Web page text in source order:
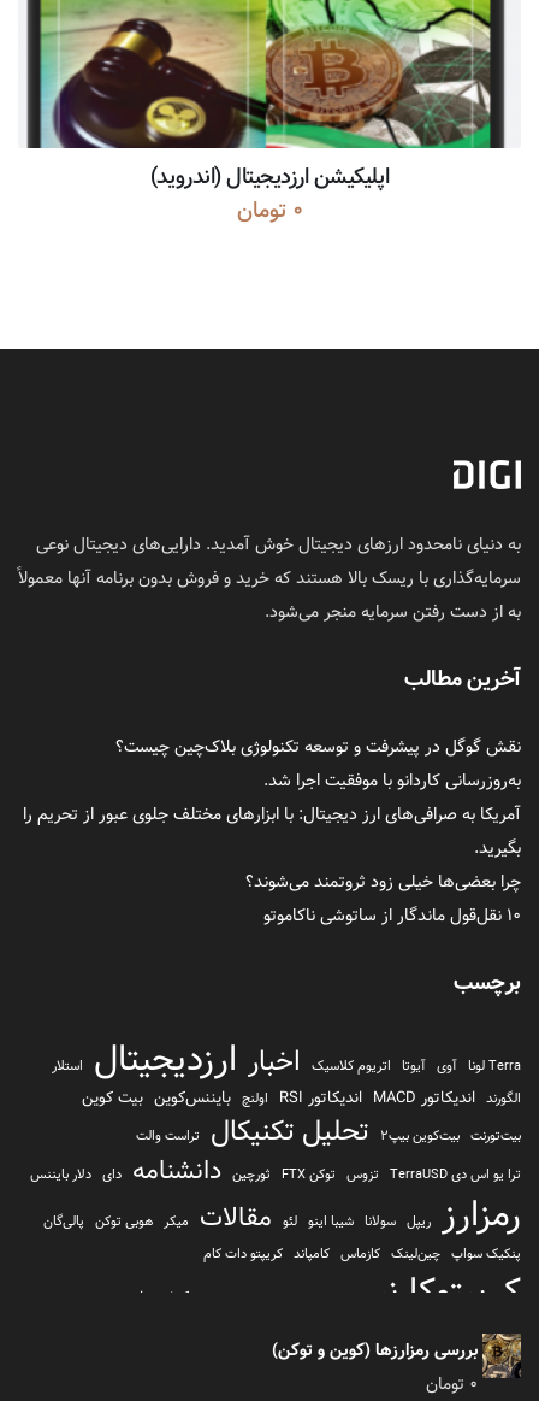
اپلیکیشن ارزدیجیتال (اندروید)
0 تومان
به دنیای نامحدود ارزهای دیجیتال خوش آمدید. دارایی‌های دیجیتال نوعی
سرمایه‌گذاری با ریسک بالا هستند که خرید و فروش بدون برنامه آنها معمولاً
به از دست رفتن سرمایه منجر می‌شود.
آخرین مطالب
نقش گوگل در پیشرفت و توسعه تکنولوژی بلاک‌چین چیست؟
به‌روزرسانی کاردانو با موفقیت اجرا شد.
آمریکا به صرافی‌های ارز دیجیتال: با ابزارهای مختلف جلوی عبور از تحریم را
بگیرید.
چرا بعضی‌ها خیلی زود ثروتمند می‌شوند؟
۱۰ نقل‌قول ماندگار از ساتوشی ناکاموتو
برچسب
Terra لونا آوی آیوتا اتریوم کلاسیک اخبار ارزدیجیتال
استلار
الگورند اندیکاتور MACD اندیکاتور RSI اولنچ بایننس‌کوین بیت کوین
بیت‌تورنت بیت‌کوین بیپ2 تحلیل تکنیکال
تراست والت
ترا یو اس دی TerraUSD
تزوس توکن FTX ثورچین دانشنامه دای دلار بایننس
رمزارز ریپل سولانا شیبا اینو لئو مقالات میکر هوبی توکن پالی‌گان
پنکیک سواپ چین‌لینک کازماس کامپاند کریپتو دات کام
کریپتوکارنسی کیف پول
کیف پول تراست والت
بررسی رمزارزها (کوین و توکن)
0 تومان